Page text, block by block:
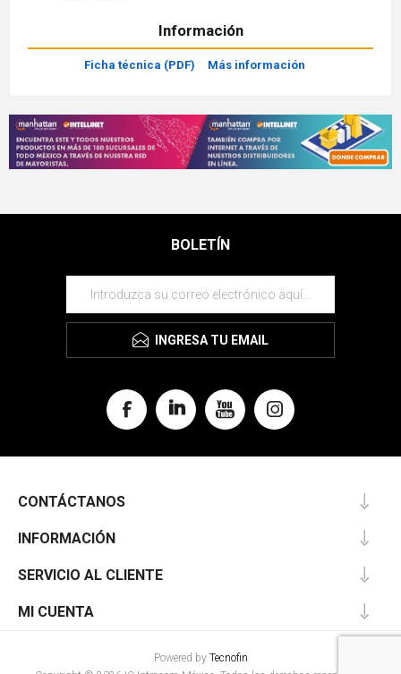
Información
Ficha técnica (PDF) Más información
BOLETÍN
INGRESA TU EMAIL
CONTÁCTANOS
INFORMACIÓN
SERVICIO AL CLIENTE
MI CUENTA
Powered by Tecnofin